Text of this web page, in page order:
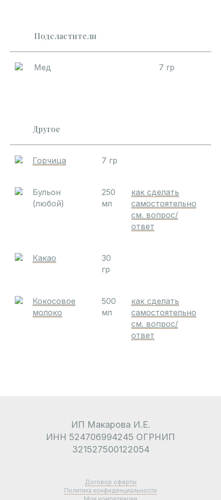
Подсластители
Мед 7 гр
Другое
Горчица 7 гр
Бульон
(любой)
250
мл
как сделать
самостоятельно
см. вопрос/
ответ
Какао
30
гр
Кокосовое
молоко
500
мл
как сделать
самостоятельно
см. вопрос/
ответ
ИП Макарова И.Е.
ИНН 524706994245 ОГРНИП
321527500122054
Договор оферты
Политика конфиденциальности